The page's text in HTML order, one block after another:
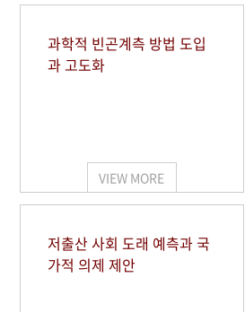
과학적 빈곤계측 방법 도입
과 고도화
VIEW MORE
저출산 사회 도래 예측과 국
가적 의제 제안